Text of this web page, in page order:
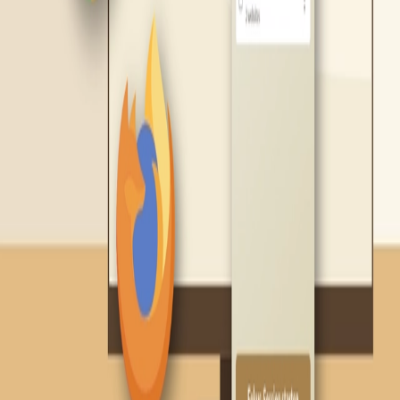
PDFs, Notizen und vielen offenen Tabs. focuscape reduziert
diese Unterbrechungen, indem du für die Scheib- oder
Lernphase konsequent alles blockst, was dich aus dem Flow
Wenn dein Arbeitsalltag aus Browser-Tools besteht, sind
Ablenkungen oft als "kurzer Check" getarnt, kosten aber
trotzdem Fokus. focuscape ist hier ein einfacher Deep-Work-
Schalter: Blockliste auswählen, Session starten, konzentriert
Chrome & Firefox - aber was ist mit Edge, Safari und Co.?
Die Erweiterung ist ab jetzt offiziell für Chrome und Firefox
verfügbar. Auf Edge ist sie noch nicht im Store gelistet, kann
aber über den Chrome Web Store heruntergeladen und genutzt
werden. Safari ist aktuell noch nicht dabei, eine Unterstützung
ist aber für später geplant.
Jetzt installieren: focuscape Website Blocker